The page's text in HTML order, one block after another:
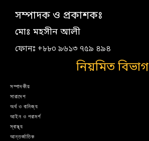
সম্পাদক ও প্রকাশকঃ
মোঃ মহসীন আলী
ফোনঃ +৮৮০ ৯৬১৩ ৭৫৯ ৪৯৪
নিয়মিত বিভাগ
সম্পাদকীয়
সারাদেশ
অর্থ ও বানিজ্য
আইন ও পরামর্শ
স্বাস্থ্য
আন্তর্জাতিক